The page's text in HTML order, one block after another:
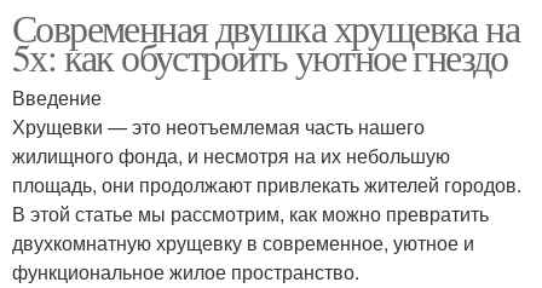
Современная двушка хрущевка на
5х: как обустроить уютное гнездо
Введение
Хрущевки — это неотъемлемая часть нашего
жилищного фонда, и несмотря на их небольшую
площадь, они продолжают привлекать жителей городов.
В этой статье мы рассмотрим, как можно превратить
двухкомнатную хрущевку в современное, уютное и
функциональное жилое пространство.